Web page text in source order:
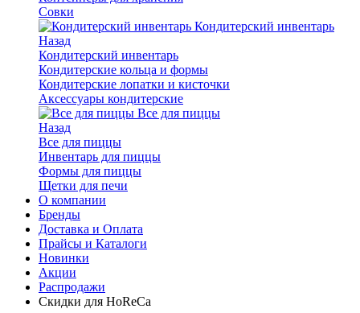
Совки
Кондитерский инвентарь
Назад
Кондитерский инвентарь
Кондитерские кольца и формы
Кондитерские лопатки и кисточки
Аксессуары кондитерские
Все для пиццы
Назад
Все для пиццы
Инвентарь для пиццы
Формы для пиццы
Щетки для печи
О компании
Бренды
Доставка и Оплата
Прайсы и Каталоги
Новинки
Акции
Распродажи
Скидки для HoReCa